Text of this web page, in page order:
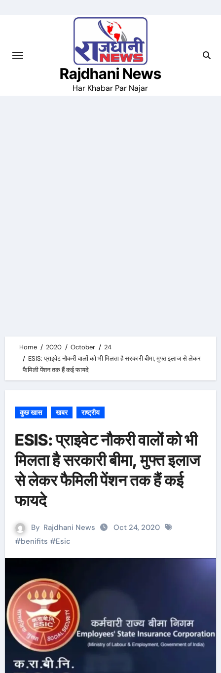
Rajdhani News
Har Khabar Par Najar
Home 2020 October
24
ESIS: प्राइवेट नौकरी वालों को भी मिलता है सरकारी बीमा, मुफ्त इलाज से लेकर
फैमिली पेंशन तक हैं कई फायदे
कुछ खास खबर राष्ट्रीय
ESIS: प्राइवेट नौकरी वालों को भी
मिलता है सरकारी बीमा, मुफ्त इलाज
से लेकर फैमिली पेंशन तक हैं कई
फायदे
By Rajdhani News
Oct 24, 2020
#benifits #Esic